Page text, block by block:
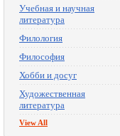
Учебная и научная
литература
Филология
Философия
Хобби и досуг
Художественная
литература
View All